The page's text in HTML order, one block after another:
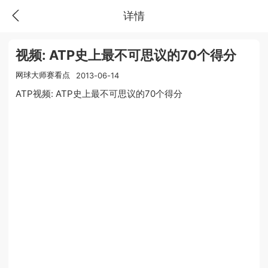
详情
视频: ATP史上最不可思议的70个得分
网球大师赛看点 2013-06-14
ATP视频: ATP史上最不可思议的70个得分